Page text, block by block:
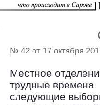
№ 42 от 17 октября
Местное
трудные
следующие